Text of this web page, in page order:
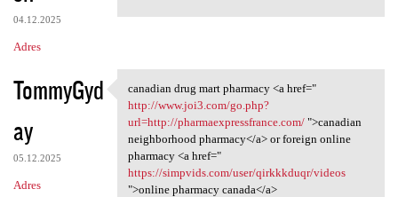
04.12.2025
Adres
TommyGyd
ay
05.12.2025
Adres
canadian drug mart pharmacy
canadian drug mart pharmacy <a href="
http://www.joi3.com/go.php?
url=http://pharmaexpressfrance.com/">canadian
neighborhood pharmacy</a> or foreign online
pharmacy <a href="
https://simpvids.com/user/qirkkkduqr/videos
">online pharmacy canada</a>